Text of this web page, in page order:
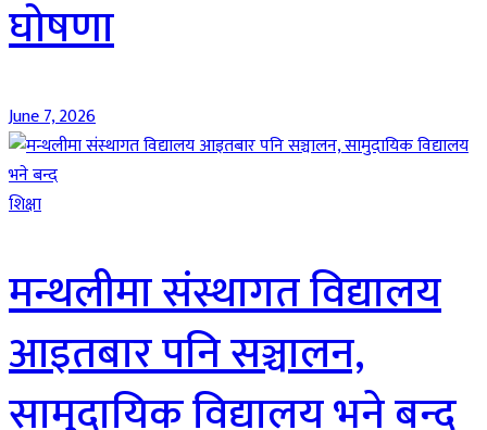
घोषणा
June 7, 2026
शिक्षा
मन्थलीमा संस्थागत विद्यालय
आइतबार पनि सञ्चालन,
सामुदायिक विद्यालय भने बन्द